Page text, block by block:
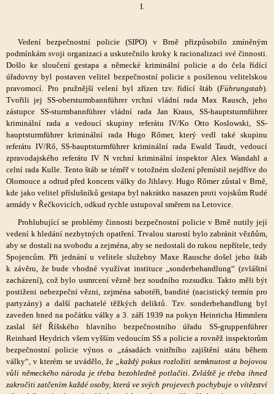
I.
Vedení bezpečnostní policie (SIPO) v Brně přizpůsobilo zmíněným
podmínkám svoji organizaci a uskutečnilo kroky k racionalizaci své činnosti.
Došlo ke sloučení gestapa a německé kriminální policie a do čela řídící
úřadovny byl postaven velitel bezpečnostní policie s posílenou velitelskou
pravomocí. Pro pružnější velení byl zřízen tzv. řídící štáb (Führungstab).
Tvořili jej SS-obersturmbannführer vrchní vládní rada Max Rausch, jeho
zástupce SS-sturmbannführer vládní rada Jan Kraus, SS-hauptsturmführer
kriminální rada a vedoucí skupiny referátu IV/Ko Otto Koslowski, SS-
hauptsturmführer kriminální rada Hugo Rőmer, který vedl také skupinu
referátu IV/Rő, SS-hauptsturmführer kriminální rada Ewald Taudt, vedoucí
zpravodajského referátu IV N vrchní kriminální inspektor Alex Wandahl a
celní rada Kulle. Tento štáb se téměř v totožném složení přemístil nejdříve do
Olomouce a odtud před koncem války do Jihlavy. Hugo Rőmer zůstal v Brně,
kde jako velitel příslušníků gestapa byl nakrátko nasazen proti vojskům Rudé
armády v Řečkovicích, odkud rychle ustupoval směrem na Letovice.
Prohlubující se problémy činnosti bezpečnostní policie v Brně nutily její
vedení k hledání nezbytných opatření. Trvalou starostí bylo zabránit vězňům,
aby se dostali na svobodu a zejména, aby se nedostali do rukou nepřítele, tedy
Spojencům. Při jednání u velitele služebny Maxe Rausche došel jeho štáb
k závěru, že bude vhodné využívat instituce „sonderbehandlung“ (zvláštní
zacházení), což bylo usmrcení vězně bez soudního rozsudku. Takto měli být
postiženi nebezpeční vězni, zejména sabotéři, bandité (nacistický termín pro
partyzány) a další pachatelé těžkých deliktů. Tzv. sonderbehandlung byl
zaveden hned na počátku války a 3. září 1939 na pokyn Heinricha Himmlera
zaslal šéf Říšského hlavního bezpečnostního úřadu SS-gruppenführer
Reinhard Heydrich všem vyšším vedoucím SS a policie a rovněž inspektorům
bezpečnostní policie výnos o „zásadách vnitřního zajištění státu během
války“, v kterém se uvádělo, že „každý pokus rozložiti semknutost a bojovou
vůli německého národa je třeba bezohledně potlačiti. Zvláště je třeba ihned
zakročiti zatčením každé osoby, která ve svých projevech pochybuje o vítězství